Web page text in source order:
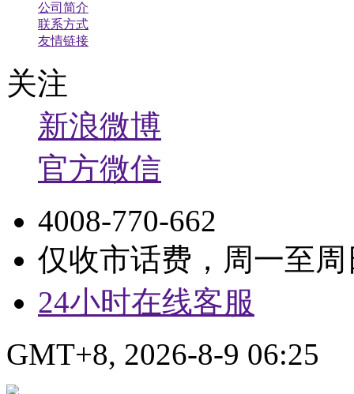
公司简介
联系方式
友情链接
关注
新浪微博
官方微信
4008-770-662
仅收市话费，周一至周
24小时在线客服
GMT+8, 2026-8-9 06:25